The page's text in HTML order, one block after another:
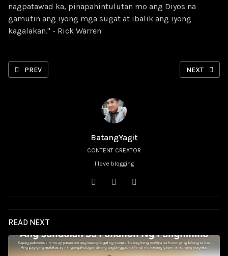
BatangYagit
CONTENT CREATOR
I love blogging
READ NEXT
nagpatawad ka, pinapahintulutan mo ang Diyos na
gamutin ang iyong mga sugat at ibalik ang iyong
kagalakan." - Rick Warren
PREVIOUS ARTICLE: QUOTES #165: MASARAP MAGING SINGLE.
PREV NEXT
NEXT